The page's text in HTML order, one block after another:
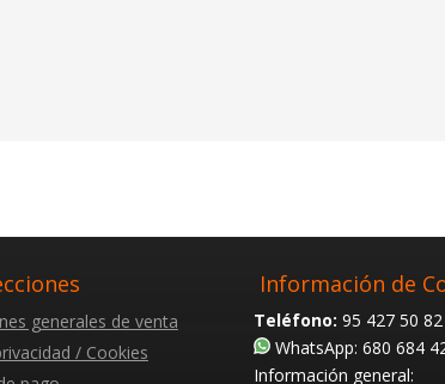
generales de venta
/ Cookies
Información de
Teléfono: 95 427 50 82
WhatsApp: 680 684
Información general: